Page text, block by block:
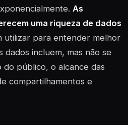
As
uma riqueza de dados
utilizar para entender melhor
dados incluem, mas não se
do público, o alcance das
compartilhamentos e